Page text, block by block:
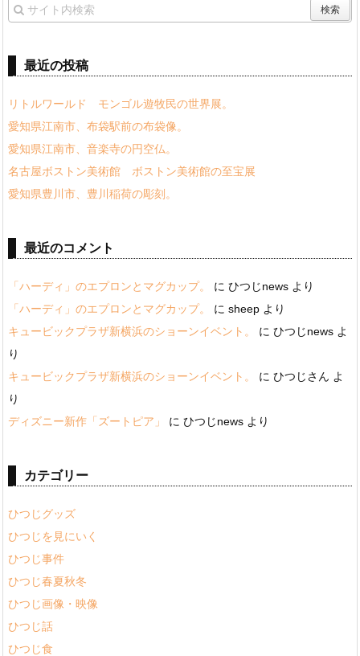
最近の投稿
リトルワールド モンゴル遊牧民の世界展。
愛知県江南市、布袋駅前の布袋像。
愛知県江南市、音楽寺の円空仏。
名古屋ボストン美術館 ボストン美術館の至宝展
愛知県豊川市、豊川稲荷の彫刻。
最近のコメント
「ハーディ」のエプロンとマグカップ。 に ひつじnews より
「ハーディ」のエプロンとマグカップ。
に sheep より
キュービックプラザ新横浜のショーンイベント。
に ひつじnews よ
り
キュービックプラザ新横浜のショーンイベント。
に ひつじさん よ
り
ディズニー新作「ズートピア」
に ひつじnews より
カテゴリー
ひつじグッズ
ひつじを見にいく
ひつじ事件
ひつじ春夏秋冬
ひつじ画像・映像
ひつじ話
ひつじ食